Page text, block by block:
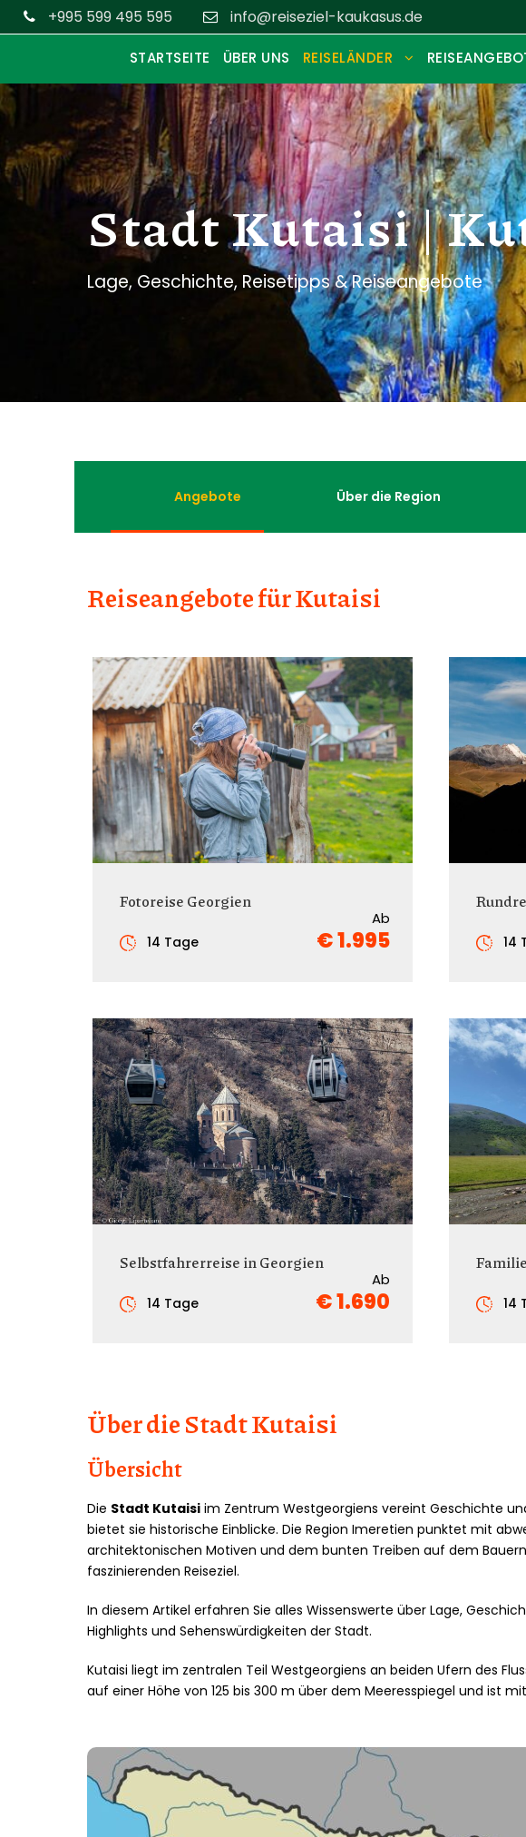
+995 599 495 595 info@reiseziel-kaukasus.de
STARTSEITE ÜBER UNS REISELÄNDER
Stadt Kutaisi |
Lage, Geschichte, Reisetipps & Reiseangebote
Angebote Über die Region
Reiseangebote für Kutaisi
Fotoreise Georgien
Ab
€ 1.995
14 Tage 14
Selbstfahrerreise in Georgien
Ab
€ 1.690
14 Tage 14
Über die Stadt Kutaisi
Übersicht
Die Stadt Kutaisi im Zentrum Westgeorgiens vereint Geschichte
bietet sie historische Einblicke. Die Region Imeretien punktet mit
architektonischen Motiven und dem bunten Treiben auf dem
faszinierenden Reiseziel.
In diesem Artikel erfahren Sie alles Wissenswerte über Lage,
Highlights und Sehenswürdigkeiten der Stadt.
Kutaisi liegt im zentralen Teil Westgeorgiens an beiden Ufern des
auf einer Höhe von 125 bis 300 m über dem Meeresspiegel und ist